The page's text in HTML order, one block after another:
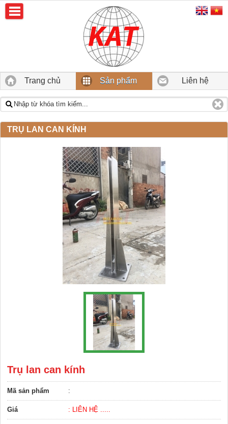
Trang chủ Sản phẩm Liên hệ
TRỤ LAN CAN KÍNH
Trụ lan can kính
Mã sản phẩm :
Giá : LIÊN HỆ .....